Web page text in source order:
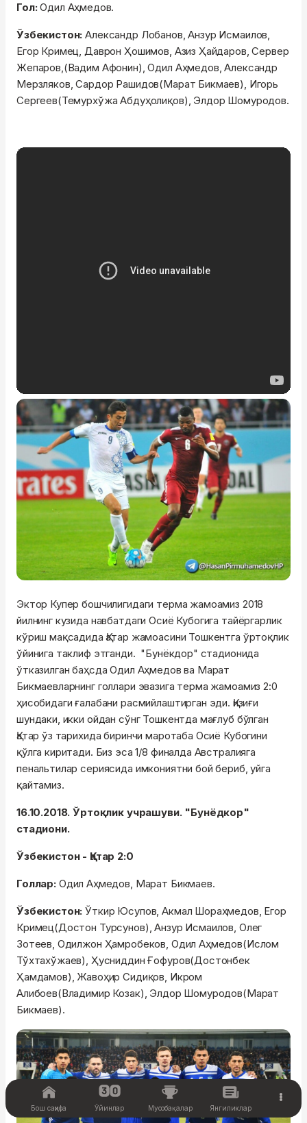
Гол:Одил Аҳмедов.
Ўзбекистон: Александр Лобанов, Анзур Исмаилов,
Егор Кримец, Даврон Ҳошимов, Азиз Ҳайдаров, Сервер
Жепаров,(Вадим Афонин), Одил Аҳмедов, Александр
Мерзляков, Сардор Рашидов(Марат Бикмаев), Игорь
Сергеев(Темурхўжа Абдуҳолиқов), Элдор Шомуродов.
Эктор Купер бошчилигидаги терма жамоамиз 2018
йилнинг кузида навбатдаги Осиё Кубогига тайёргарлик
кўриш мақсадида Қатар жамоасини Тошкентга ўртоқлик
ўйинига таклиф этганди. "Бунёкдор" стадионида
ўтказилган баҳсда Одил Аҳмедов ва Марат
Бикмаевларнинг голлари эвазига терма жамоамиз 2:0
ҳисобидаги ғалабани расмийлаштирган эди. Қизиғи
шундаки, икки ойдан сўнг Тошкентда мағлуб бўлган
Қатар ўз тарихида биринчи маротаба Осиё Кубогини
қўлга киритади. Биз эса 1/8 финалда Австралияга
пенальтилар сериясида имкониятни бой бериб, уйга
қайтамиз.
16.10.2018. Ўртоқлик учрашуви. "Бунёдкор"
стадиони.
Ўзбекистон - Қатар 2:0
Голлар: Одил Аҳмедов, Марат Бикмаев.
Ўзбекистон:Ўткир Юсупов, Акмал Шораҳмедов, Егор
Кримец(Достон Турсунов), Анзур Исмаилов, Олег
Зотеев, Одилжон Ҳамробеков, Одил Аҳмедов(Ислом
Тўхтахўжаев), Ҳусниддин Ғофуров(Достонбек
Ҳамдамов), Жавоҳир Сидиқов, Икром
Алибоев(Владимир Козак), Элдор Шомуродов(Марат
Бикмаев).
Бош саҳифа Ўйинлар Мусобақалар Янгиликлар